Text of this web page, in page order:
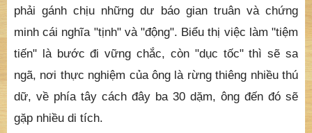
minh đến độ như gần bậc ấy, đó là một trong nhiều
nhân duyên con chọn kinh Pháp Hoa làm cửa vào đạo.
Trước khi con rời động đá do thầy tạo ra cho con, một
hôm con đã mộng thấy một vị thiền sư mặc áo trắng
bảo rằng: "Kinh Pháp Hoa vi diệu vô lượng, tuy dị hiển
nhưng nan thành, nếu cầu chấp vào đó, ông là người